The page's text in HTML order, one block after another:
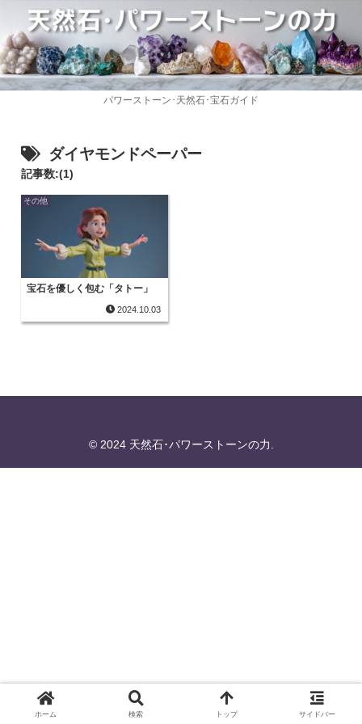
パワーストーン･天然石･宝石ガイド
ダイヤモンドペーパー
記事数:(1)
その他
宝石を優しく包む「タトー」
2024.10.03
© 2024 天然石･パワーストーンの力.
ホーム 検索 トップ サイドバー